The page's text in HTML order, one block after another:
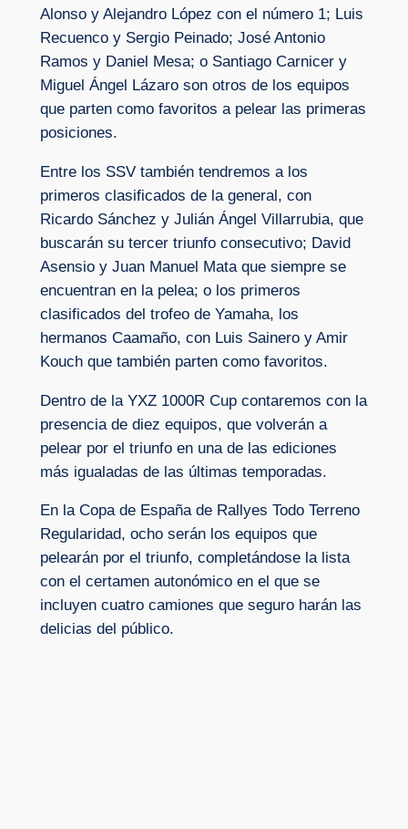
Alonso y Alejandro López con el número 1; Luis
Recuenco y Sergio Peinado; José Antonio
Ramos y Daniel Mesa; o Santiago Carnicer y
Miguel Ángel Lázaro son otros de los equipos
que parten como favoritos a pelear las primeras
posiciones.
Entre los SSV también tendremos a los
primeros clasificados de la general, con
Ricardo Sánchez y Julián Ángel Villarrubia, que
buscarán su tercer triunfo consecutivo; David
Asensio y Juan Manuel Mata que siempre se
encuentran en la pelea; o los primeros
clasificados del trofeo de Yamaha, los
hermanos Caamaño, con Luis Sainero y Amir
Kouch que también parten como favoritos.
Dentro de la YXZ 1000R Cup contaremos con la
presencia de diez equipos, que volverán a
pelear por el triunfo en una de las ediciones
más igualadas de las últimas temporadas.
En la Copa de España de Rallyes Todo Terreno
Regularidad, ocho serán los equipos que
pelearán por el triunfo, completándose la lista
con el certamen autonómico en el que se
incluyen cuatro camiones que seguro harán las
delicias del público.